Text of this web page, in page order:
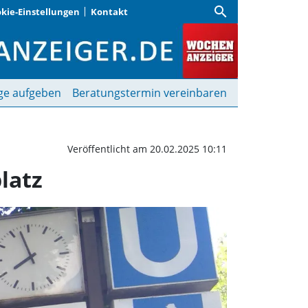
Einstellungen Kontakt search
Bahnhalt am
aufgeben Beratungstermin vereinbaren
Veröffentlicht am 20.02.2025 10:11